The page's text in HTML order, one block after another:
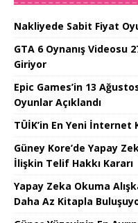
Nakliyede Sabit Fiyat
GTA 6 Oynanış Videosu
Giriyor
Epic Games’in 13
Oyunlar Açıklandı
TÜİK’in En Yeni İnternet
Güney Kore’de Yapay
İlişkin Telif Hakkı Kararı
Yapay Zeka Okuma
Daha Az Kitapla